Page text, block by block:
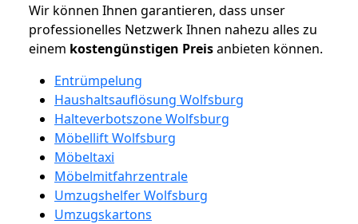
Wir können Ihnen garantieren, dass unser
professionelles Netzwerk Ihnen nahezu alles zu
einem kostengünstigen Preisanbieten können.
Entrümpelung
Haushaltsauflösung Wolfsburg
Halteverbotszone Wolfsburg
Möbellift Wolfsburg
Möbeltaxi
Möbelmitfahrzentrale
Umzugshelfer Wolfsburg
Umzugskartons